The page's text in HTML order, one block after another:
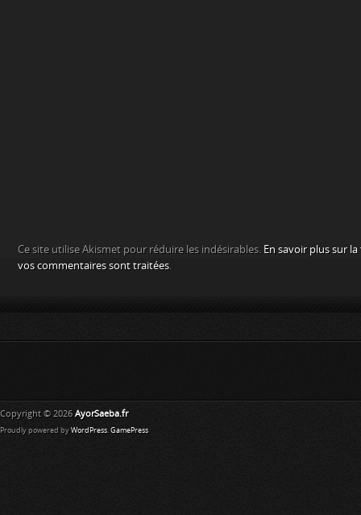
Ce site utilise Akismet pour réduire les indésirables. En savoir plus sur
vos commentaires sont traitées.
Copyright © 2026 AyorSaeba.fr
Proudly powered by WordPress. GamePress